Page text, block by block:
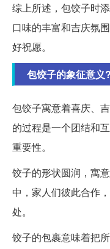
综上所述，包饺子时
口味的丰富和吉庆氛
好祝愿。
包饺子的象征意义?
包饺子寓意着喜庆、
的过程是一个团结和
重要性。
饺子的形状圆润，寓
中，家人们彼此合作
处。
饺子的包裹意味着把